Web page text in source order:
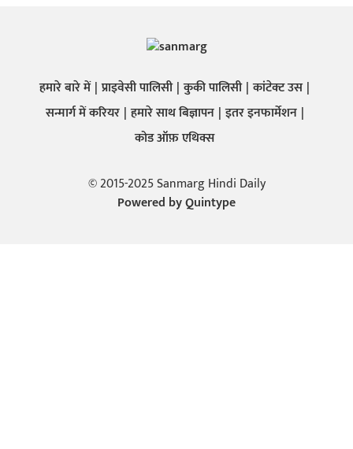
हमारे बारे में प्राइवेसी पालिसी कुकी पालिसी कांटेक्ट उस
सन्मार्ग में करियर हमारे साथ बिज्ञापन इतर इनफार्मेशन
कोड ऑफ़ एथिक्स
© 2015-2025 Sanmarg Hindi Daily
Powered byQuintype